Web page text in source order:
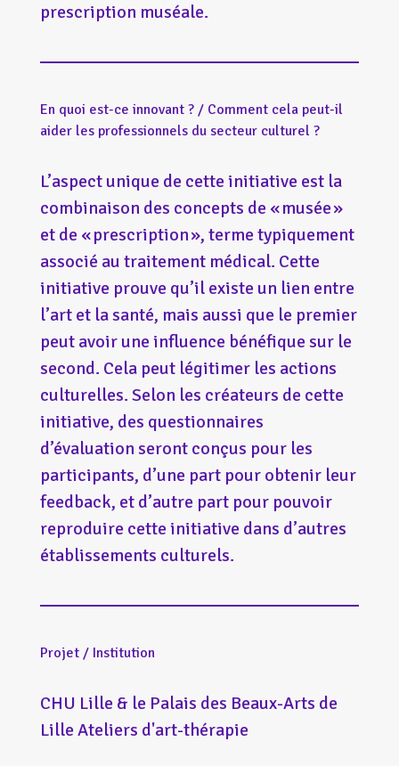
prescription muséale.
En quoi est-ce innovant ? / Comment cela peut-il
aider les professionnels du secteur culturel ?
L’aspect unique de cette initiative est la
combinaison des concepts de « musée »
et de « prescription », terme typiquement
associé au traitement médical. Cette
initiative prouve qu’il existe un lien entre
l’art et la santé, mais aussi que le premier
peut avoir une influence bénéfique sur le
second. Cela peut légitimer les actions
culturelles. Selon les créateurs de cette
initiative, des questionnaires
d’évaluation seront conçus pour les
participants, d’une part pour obtenir leur
feedback, et d’autre part pour pouvoir
reproduire cette initiative dans d’autres
établissements culturels.
Projet / Institution
CHU Lille & le Palais des Beaux-Arts de
Lille Ateliers d'art-thérapie